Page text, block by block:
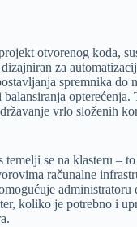
otvorenog koda,
za
spremnika do
opterećenja.
vrlo složenih
se na klasteru – to
računalne
administratoru
koliko je potrebno i